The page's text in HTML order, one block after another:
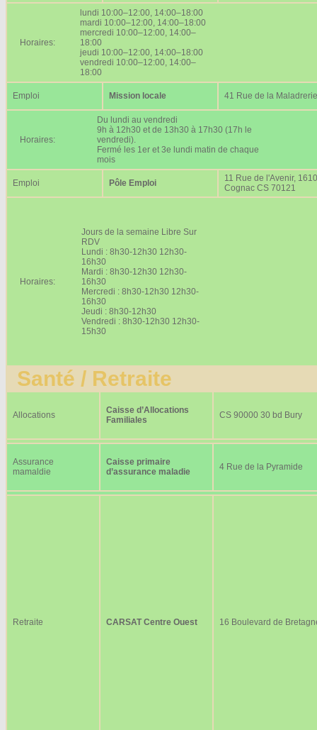
Horaires:
lundi 10:00–12:00, 14:00–18:00
mardi 10:00–12:00, 14:00–18:00
mercredi 10:00–12:00, 14:00–
18:00
jeudi 10:00–12:00, 14:00–18:00
vendredi 10:00–12:00, 14:00–
18:00
Emploi Mission locale 41 Rue de la Maladrerie
Horaires:
Du lundi au vendredi
9h à 12h30 et de 13h30 à 17h30 (17h le
vendredi).
Fermé les 1er et 3e lundi matin de chaque
mois
Emploi Pôle Emploi
11 Rue de l'Avenir,
Cognac CS 70121
Horaires:
Jours de la semaine Libre Sur
RDV
Lundi : 8h30-12h30 12h30-
16h30
Mardi : 8h30-12h30 12h30-
16h30
Mercredi : 8h30-12h30 12h30-
16h30
Jeudi : 8h30-12h30
Vendredi : 8h30-12h30 12h30-
15h30
Santé / Retraite
Allocations
Caisse d’Allocations
Familiales
CS 90000 30 bd Bury
Assurance
mamaldie
Caisse primaire
d’assurance maladie
4 Rue de la Pyramide
Retraite CARSAT Centre Ouest 16 Boulevard de